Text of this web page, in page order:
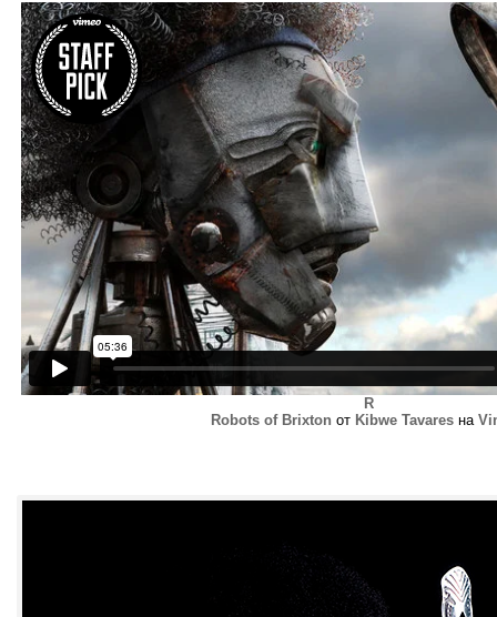
R
Robots of Brixton от Kibwe Tavares на